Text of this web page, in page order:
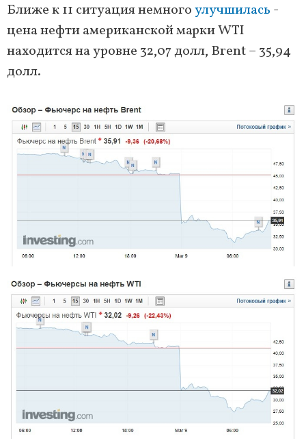
Ближе к 11 ситуация немногоулучшилась -
цена нефти американской марки WTI
находится на уровне 32,07 долл, Brent – 35,94
долл.